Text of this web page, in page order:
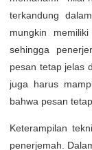
terkandung
mungkin
sehingga
pesan tetap jelas
juga harus
bahwa pesan
Keterampilan
penerjemah.